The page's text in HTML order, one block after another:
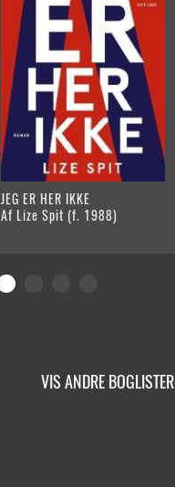
JEG ER HER IKKE
Af Lize Spit (f. 1988)
VIS ANDRE BOGLISTER